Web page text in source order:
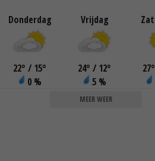
Donderdag
22° / 15°
0 %
Vrijdag
24° / 12°
5 %
27°
MEER WEER